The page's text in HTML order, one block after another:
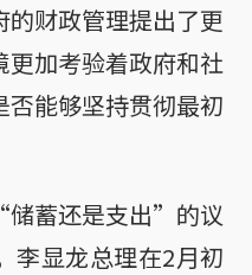
财政管理提出了更
更加考验着政府和社
能够坚持贯彻最初
储蓄还是支出”的议
李显龙总理在2月初